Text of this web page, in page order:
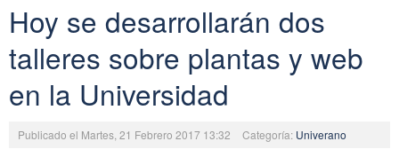
Hoy se desarrollarán dos
talleres sobre plantas y web
en la Universidad
Publicado el Martes, 21 Febrero 2017 13:32 Categoría: Univerano